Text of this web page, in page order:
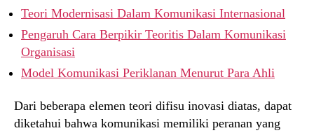
Teori Modernisasi Dalam Komunikasi Internasional
Pengaruh Cara Berpikir Teoritis Dalam Komunikasi
Organisasi
Model Komunikasi Periklanan Menurut Para Ahli
Dari beberapa elemen teori difisu inovasi diatas, dapat
diketahui bahwa komunikasi memiliki peranan yang